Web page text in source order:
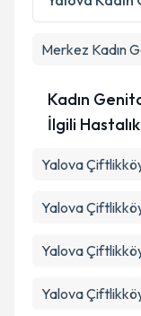
Merkez Kadın
Kadın
İlgili
Yalova
Yalova
Yalova
Yalova